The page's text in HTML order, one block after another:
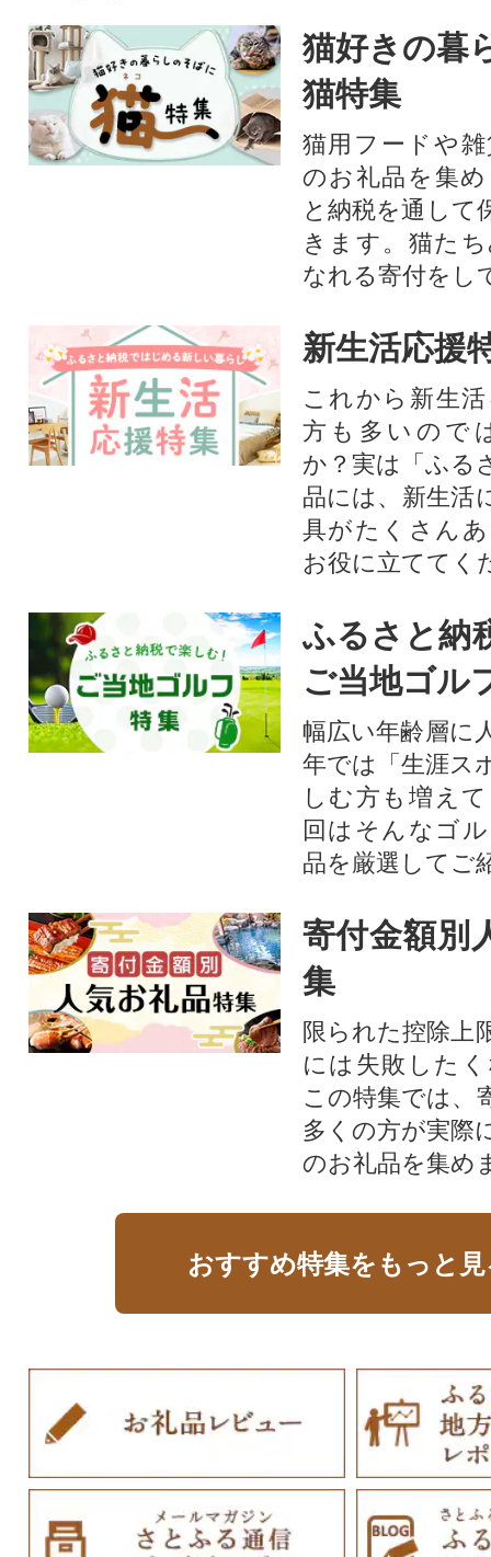
猫好きの暮
猫特集
猫用フードや
のお礼品を集
と納税を通して
きます。猫た
なれる寄付をし
新生活応援
これから新生
方も多いので
か？実は「ふる
品には、新生活
具がたくさん
お役に立ててく
ふるさと納
ご当地ゴル
幅広い年齢層に
年では「生涯ス
しむ方も増え
回はそんなゴ
品を厳選してご
寄付金額別
集
限られた控除上
には失敗した
この特集では、
多くの方が実際
のお礼品を集め
おすすめ特集をもっと